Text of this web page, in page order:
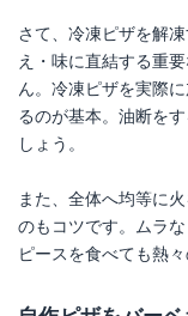
さて、冷凍ピザを解
え・味に直結する重
ん。冷凍ピザを実際
るのが基本。油断を
しょう。
また、全体へ均等に火
のもコツです。ムラ
ピースを食べても熱